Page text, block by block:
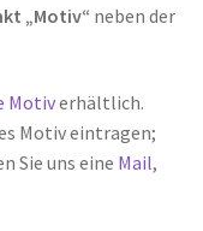
„Motiv“ neben der
Motiverhältlich.
Motiv eintragen;
Sie uns eine Mail,